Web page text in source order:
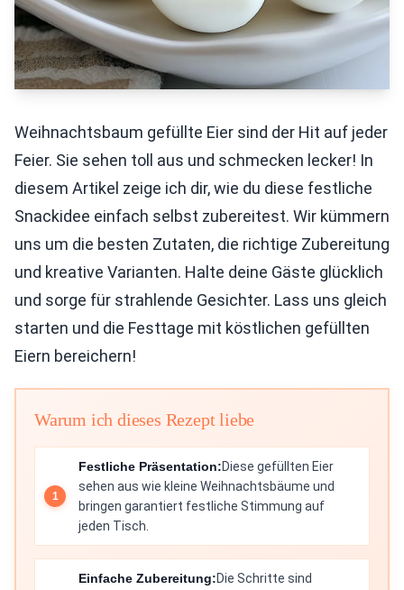
Weihnachtsbaum gefüllte Eier sind der Hit auf jeder
Feier. Sie sehen toll aus und schmecken lecker! In
diesem Artikel zeige ich dir, wie du diese festliche
Snackidee einfach selbst zubereitest. Wir kümmern
uns um die besten Zutaten, die richtige Zubereitung
und kreative Varianten. Halte deine Gäste glücklich
und sorge für strahlende Gesichter. Lass uns gleich
starten und die Festtage mit köstlichen gefüllten
Eiern bereichern!
Warum ich dieses Rezept liebe
Festliche Präsentation:Diese gefüllten Eier
sehen aus wie kleine Weihnachtsbäume und
bringen garantiert festliche Stimmung auf
jeden Tisch.
Einfache Zubereitung:Die Schritte sind